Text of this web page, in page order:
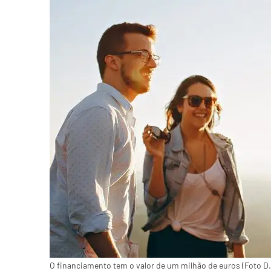
O financiamento tem o valor de um milhão de euros (Foto